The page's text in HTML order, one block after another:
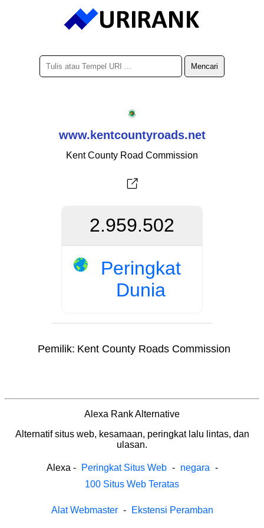
www.kentcountyroads.net
Kent County Road Commission
2.959.502
Peringkat
Dunia
Pemilik: Kent County Roads Commission
Alexa Rank Alternative
Alternatif situs web, kesamaan, peringkat lalu lintas, dan
ulasan.
Alexa - Peringkat Situs Web - negara -
100 Situs Web Teratas
Alat Webmaster - Ekstensi Peramban